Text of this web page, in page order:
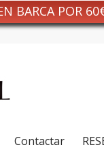
BARCA POR
Contactar